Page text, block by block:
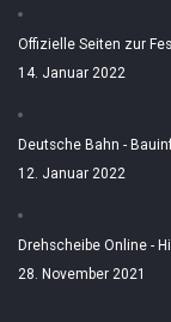
Offizielle Seiten zur
14. Januar 2022
Deutsche Bahn -
12. Januar 2022
Drehscheibe Online -
28. November 2021